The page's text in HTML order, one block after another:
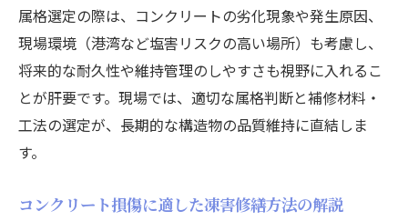
属格選定の際は、コンクリートの劣化現象や発生原因、
現場環境（港湾など塩害リスクの高い場所）も考慮し、
将来的な耐久性や維持管理のしやすさも視野に入れるこ
とが肝要です。現場では、適切な属格判断と補修材料・
工法の選定が、長期的な構造物の品質維持に直結しま
す。
コンクリート損傷に適した凍害修繕方法の解説